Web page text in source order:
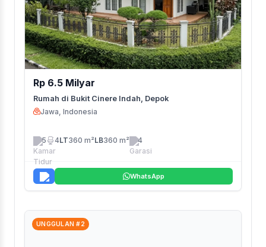
Rp 6.5 Milyar
Rumah di Bukit Cinere Indah, Depok
Jawa, Indonesia
5 4LT360 m²LB360 m² 4
WhatsApp
UNGGULAN #2